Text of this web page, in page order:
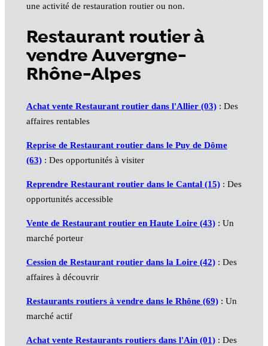
une activité de restauration routier ou non.
Restaurant routier à
vendre Auvergne-
Rhône-Alpes
Achat vente Restaurant routier dans l'Allier (03): Des
affaires rentables
Reprise de Restaurant routier dans le Puy de Dôme
(63): Des opportunités à visiter
Reprendre Restaurant routier dans le Cantal (15): Des
opportunités accessible
Vente de Restaurant routier en Haute Loire (43): Un
marché porteur
Cession de Restaurant routier dans la Loire (42): Des
affaires à découvrir
Restaurants routiers à vendre dans le Rhône (69): Un
marché actif
Achat vente Restaurants routiers dans l'Ain (01): Des